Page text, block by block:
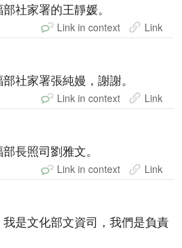
社家署的王靜媛。
Link in context Link
社家署張純嫚，謝謝。
Link in context Link
長照司劉雅文。
Link in context Link
是文化部文資司，我們是負責